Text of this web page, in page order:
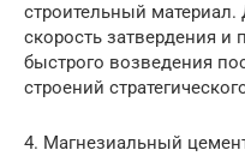
строительный материал.
скорость затвердения и
быстрого возведения
строений
4. Магнезиальный